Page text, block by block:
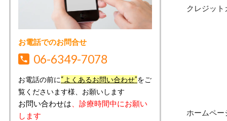
クレジッ
ホームペ
お電話でのお問合せ
06-6349-7078
お電話の前に“よくあるお問い合わせ”をご
覧くださいます様、お願いします
お問い合わせは 、診療時間中にお願い
します